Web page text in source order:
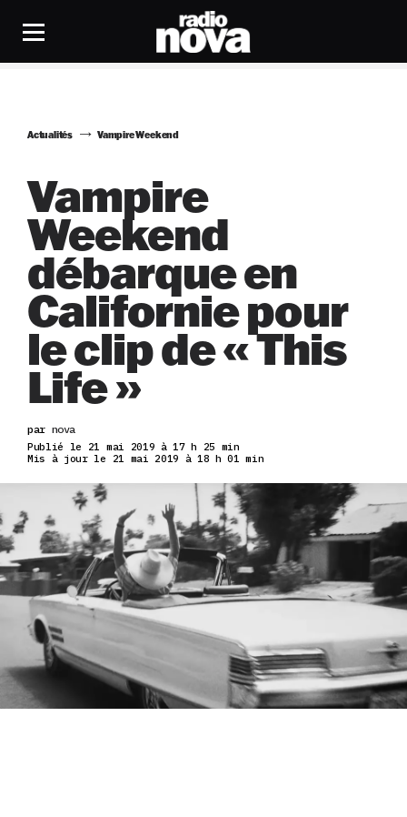
Actualités Vampire Weekend
Vampire
Weekend
débarque en
Californie pour
le clip de « This
Life »
par nova
Publié le 21 mai 2019 à 17 h 25 min
Mis à jour le 21 mai 2019 à 18 h 01 min